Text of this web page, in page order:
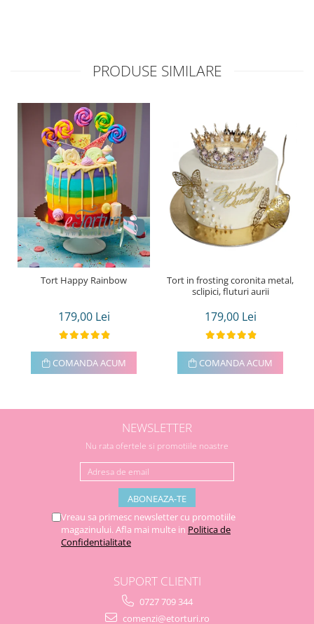
PRODUSE SIMILARE
Tort Happy Rainbow
179,00 Lei
COMANDA ACUM
Tort in frosting coronita metal,
sclipici, fluturi aurii
179,00 Lei
COMANDA ACUM
NEWSLETTER
Nu rata ofertele si promotiile noastre
Vreau sa primesc newsletter cu promotiile
magazinului. Afla mai multe in Politica de
Confidentialitate
SUPORT CLIENTI
0727 709 344
comenzi@etorturi.ro